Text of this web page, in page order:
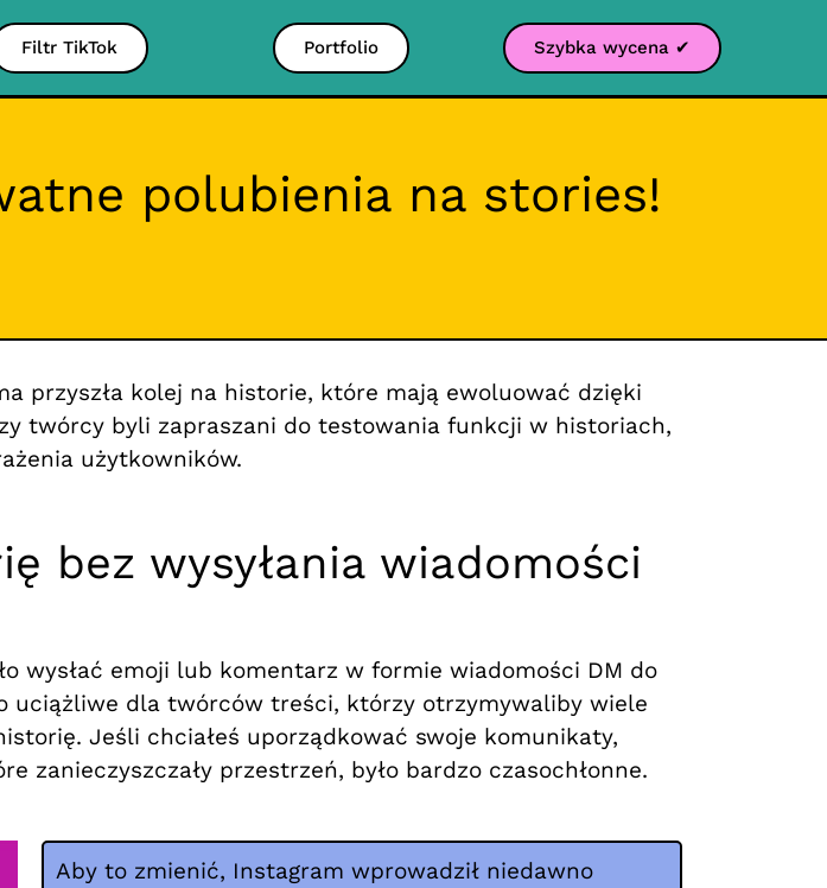
Filtr TikTok Portfolio Szybka wycena ✔
polubienia na stories!
przyszła kolej na historie, które mają ewoluować dzięki
twórcy byli zapraszani do testowania funkcji w historiach,
użytkowników.
bez wysyłania wiadomości
wysłać emoji lub komentarz w formie wiadomości DM do
uciążliwe dla twórców treści, którzy otrzymywaliby wiele
Jeśli chciałeś uporządkować swoje komunikaty,
przestrzeń, było bardzo czasochłonne.
Aby to zmienić, Instagram wprowadził niedawno